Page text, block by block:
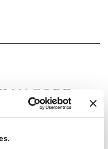
NAGODE
in the form below